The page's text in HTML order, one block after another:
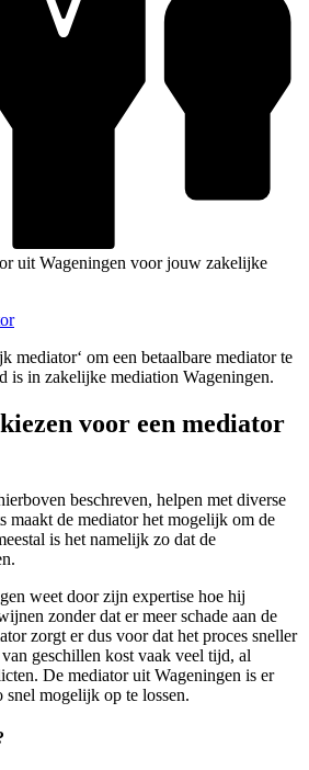
uit Wageningen voor jouw zakelijke
mediator‘ om een betaalbare mediator te
is in zakelijke mediation Wageningen.
voor een mediator
beschreven, helpen met diverse
maakt de mediator het mogelijk om de
is het namelijk zo dat de
weet door zijn expertise hoe hij
zonder dat er meer schade aan de
zorgt er dus voor dat het proces sneller
geschillen kost vaak veel tijd, al
De mediator uit Wageningen is er
mogelijk op te lossen.